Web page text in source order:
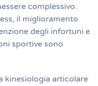
complessivo.
il miglioramento
degli infortuni e
sportive sono
kinesiologia articolare